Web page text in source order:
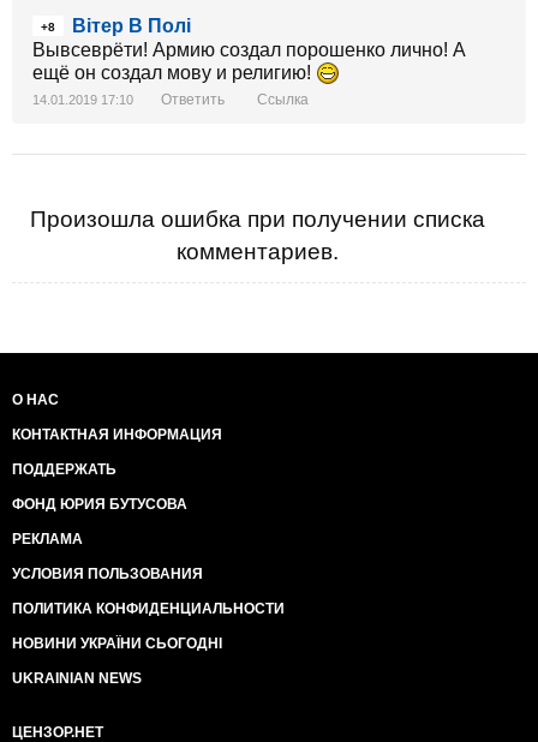
+8
Вітер В Полі
Вывсеврёти! Армию создал порошенко лично! А
ещё он создал мову и религию!
14.01.2019 17:10 Ответить Ссылка
Произошла ошибка при получении списка
комментариев.
О НАС
КОНТАКТНАЯ ИНФОРМАЦИЯ
ПОДДЕРЖАТЬ
ФОНД ЮРИЯ БУТУСОВА
РЕКЛАМА
УСЛОВИЯ ПОЛЬЗОВАНИЯ
ПОЛИТИКА КОНФИДЕНЦИАЛЬНОСТИ
НОВИНИ УКРАЇНИ СЬОГОДНІ
UKRAINIAN NEWS
ЦЕНЗОР.НЕТ